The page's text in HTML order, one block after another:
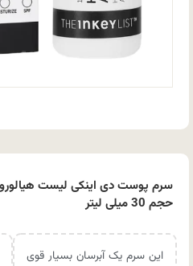
حجم 30 میلی لیتر
این سرم یک آبرسان بسیار قوی